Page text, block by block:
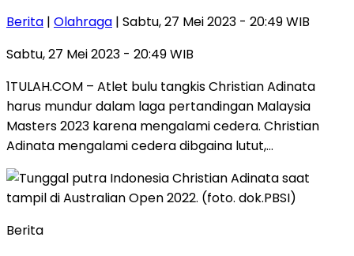
Berita | Olahraga | Sabtu, 27 Mei 2023 - 20:49 WIB
Sabtu, 27 Mei 2023 - 20:49 WIB
1TULAH.COM – Atlet bulu tangkis Christian Adinata
harus mundur dalam laga pertandingan Malaysia
Masters 2023 karena mengalami cedera. Christian
Adinata mengalami cedera dibgaina lutut,…
Berita